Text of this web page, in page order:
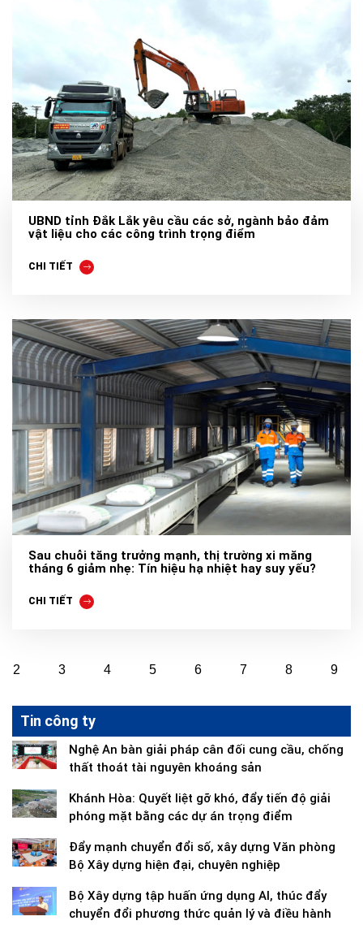
UBND tỉnh Đắk Lắk yêu cầu các sở, ngành bảo đảm
vật liệu cho các công trình trọng điểm
CHI TIẾT
Sau chuỗi tăng trưởng mạnh, thị trường xi măng
tháng 6 giảm nhẹ: Tín hiệu hạ nhiệt hay suy yếu?
CHI TIẾT
2 3 4 5 6 7 8 9
Tin công ty
Nghệ An bàn giải pháp cân đối cung cầu, chống
thất thoát tài nguyên khoáng sản
Khánh Hòa: Quyết liệt gỡ khó, đẩy tiến độ giải
phóng mặt bằng các dự án trọng điểm
Đẩy mạnh chuyển đổi số, xây dựng Văn phòng
Bộ Xây dựng hiện đại, chuyên nghiệp
Bộ Xây dựng tập huấn ứng dụng AI, thúc đẩy
chuyển đổi phương thức quản lý và điều hành